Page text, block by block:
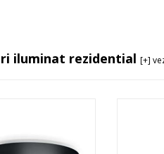
iluminat rezidential [+]